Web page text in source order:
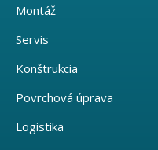
Montáž
Servis
Konštrukcia
Povrchová úprava
Logistika